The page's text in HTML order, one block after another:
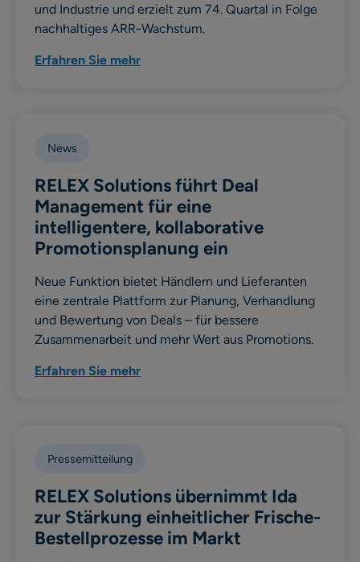
und Industrie und erzielt zum 74. Quartal in Folge
nachhaltiges ARR-Wachstum.
Erfahren Sie mehr
News
RELEX Solutions führt Deal
Management für eine
intelligentere, kollaborative
Promotionsplanung ein
Neue Funktion bietet Händlern und Lieferanten
eine zentrale Plattform zur Planung, Verhandlung
und Bewertung von Deals – für bessere
Zusammenarbeit und mehr Wert aus Promotions.
Erfahren Sie mehr
Pressemitteilung
RELEX Solutions übernimmt Ida
zur Stärkung einheitlicher Frische-
Bestellprozesse im Markt